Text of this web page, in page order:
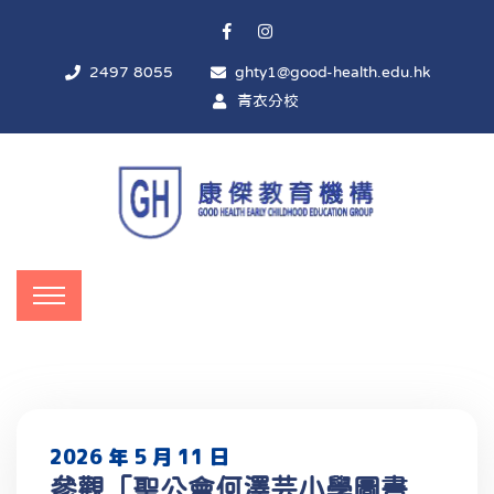
2497 8055
ghty1@good-health.edu.hk
青衣分校
2026 年 5 月 11 日